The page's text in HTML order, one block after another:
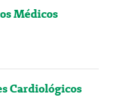
Médicos
Cardiológicos